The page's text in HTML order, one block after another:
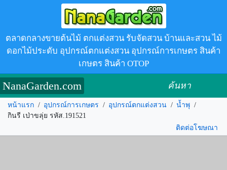
ตลาดกลางขายต้นไม้ ตกแต่งสวน รับจัดสวน บ้านและสวน ไม้
ดอกไม้ประดับ อุปกรณ์ตกแต่งสวน อุปกรณ์การเกษตร สินค้า
เกษตร สินค้า OTOP
NanaGarden.com ค้นหา
หน้าแรก / อุปกรณ์การเกษตร / อุปกรณ์ตกแต่งสวน / น้ำพุ /
กินรี เป่าขลุ่ย รหัส.191521
ติดต่อโฆษณา